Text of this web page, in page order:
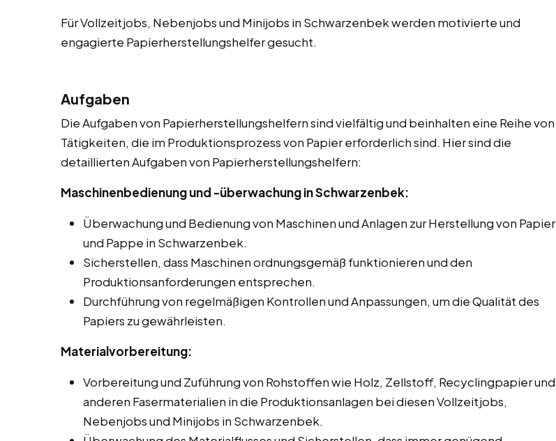
Für Vollzeitjobs, Nebenjobs und Minijobs in Schwarzenbek werden motivierte und
engagierte Papierherstellungshelfer gesucht.
Aufgaben
Die Aufgaben von Papierherstellungshelfern sind vielfältig und beinhalten eine Reihe von
Tätigkeiten, die im Produktionsprozess von Papier erforderlich sind. Hier sind die
detaillierten Aufgaben von Papierherstellungshelfern:
Maschinenbedienung und -überwachung in Schwarzenbek:
Überwachung und Bedienung von Maschinen und Anlagen zur Herstellung von Papier
und Pappe in Schwarzenbek.
Sicherstellen, dass Maschinen ordnungsgemäß funktionieren und den
Produktionsanforderungen entsprechen.
Durchführung von regelmäßigen Kontrollen und Anpassungen, um die Qualität des
Papiers zu gewährleisten.
Materialvorbereitung:
Vorbereitung und Zuführung von Rohstoffen wie Holz, Zellstoff, Recyclingpapier und
anderen Fasermaterialien in die Produktionsanlagen bei diesen Vollzeitjobs,
Nebenjobs und Minijobs in Schwarzenbek.